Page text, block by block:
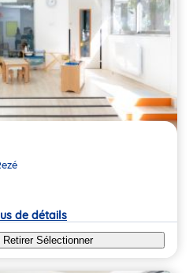
de détails
Retirer Sélectionner